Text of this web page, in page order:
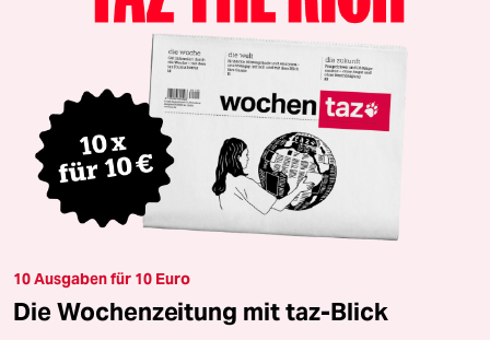
10 Ausgaben für 10 Euro
Die Wochenzeitung mit taz-Blick